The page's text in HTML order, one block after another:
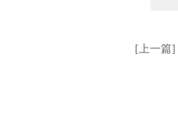
[上一篇]